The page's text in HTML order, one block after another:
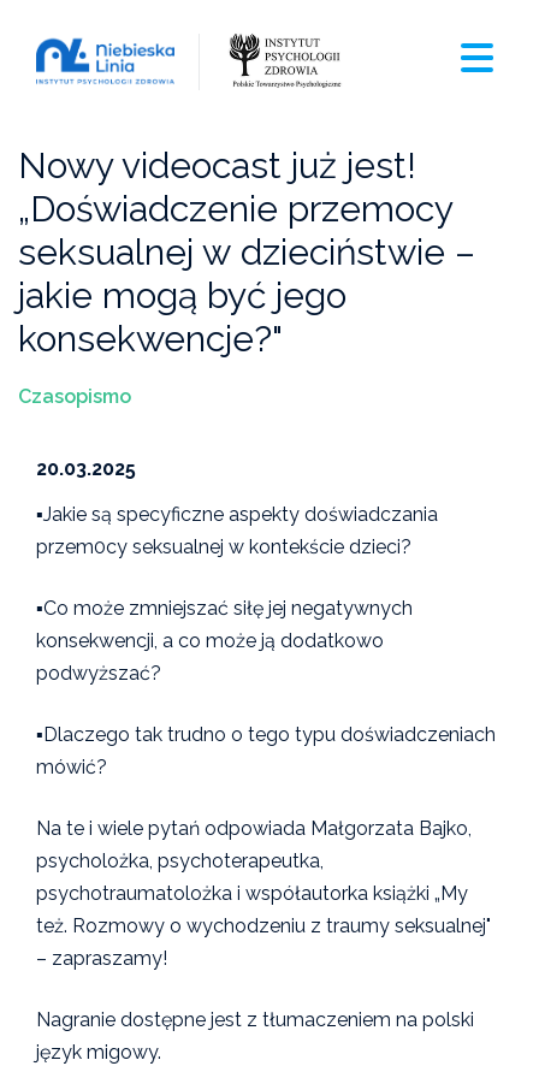
Nowy videocast już jest!
„Doświadczenie przemocy
seksualnej w dzieciństwie –
jakie mogą być jego
konsekwencje?"
Czasopismo
20.03.2025
▪️Jakie są specyficzne aspekty doświadczania
przem0cy seksualnej w kontekście dzieci?
▪️Co może zmniejszać siłę jej negatywnych
konsekwencji, a co może ją dodatkowo
podwyższać?
▪️Dlaczego tak trudno o tego typu doświadczeniach
mówić?
Na te i wiele pytań odpowiada Małgorzata Bajko,
psycholożka, psychoterapeutka,
psychotraumatolożka i współautorka książki „My
też. Rozmowy o wychodzeniu z traumy seksualnej"
– zapraszamy!
Nagranie dostępne jest z tłumaczeniem na polski
język migowy.